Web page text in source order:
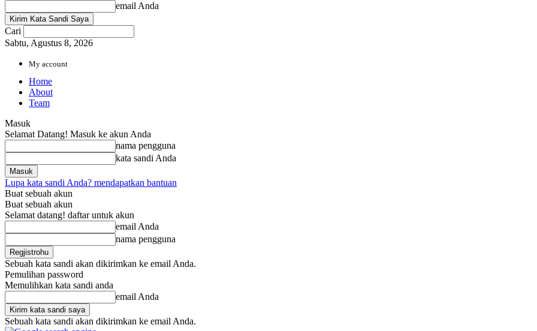
email Anda
Cari
Sabtu, Agustus 8, 2026
My account
Home
About
Team
Masuk
Selamat Datang! Masuk ke akun Anda
nama pengguna
kata sandi Anda
Lupa kata sandi Anda? mendapatkan bantuan
Buat sebuah akun
Buat sebuah akun
Selamat datang! daftar untuk akun
email Anda
nama pengguna
Sebuah kata sandi akan dikirimkan ke email Anda.
Pemulihan password
Memulihkan kata sandi anda
email Anda
Sebuah kata sandi akan dikirimkan ke email Anda.